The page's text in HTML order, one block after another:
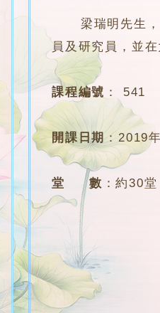
梁瑞明先生，早
員及研究員，並
課程編號 ： 541
開課日期：2019
堂 數 ：約30堂